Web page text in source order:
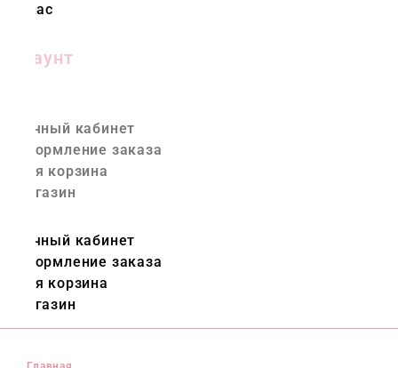
О нас
Аккаунт
Личный кабинет
Оформление заказа
Моя корзина
Магазин
Личный кабинет
Оформление заказа
Моя корзина
Магазин